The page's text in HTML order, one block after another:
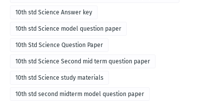
10th std Science Answer key
10th std Science model question paper
10th Std Science Question Paper
10th std Science Second mid term question paper
10th std Science study materials
10th std second midterm model question paper